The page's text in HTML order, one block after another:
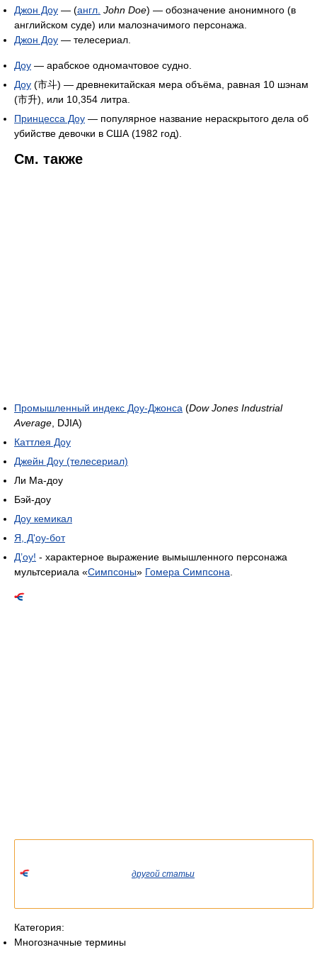
Джон Доу — (англ. John Doe) — обозначение анонимного (в
английском суде) или малозначимого персонажа.
Джон Доу — телесериал.
Доу — арабское одномачтовое судно.
Доу (市斗) — древнекитайская мера объёма, равная 10 шэнам
(市升), или 10,354 литра.
Принцесса Доу — популярное название нераскрытого дела об
убийстве девочки в США (1982 год).
См. также
Промышленный индекс Доу-Джонса (Dow Jones Industrial
Average , DJIA)
Каттлея Доу
Джейн Доу (телесериал)
Ли Ма-доу
Бэй-доу
Доу кемикал
Я, Д'оу-бот
Д’оу! - характерное выражение вымышленного персонажа
мультсериала «Симпсоны» Гомера Симпсона
другой статьи
Категория:
Многозначные термины